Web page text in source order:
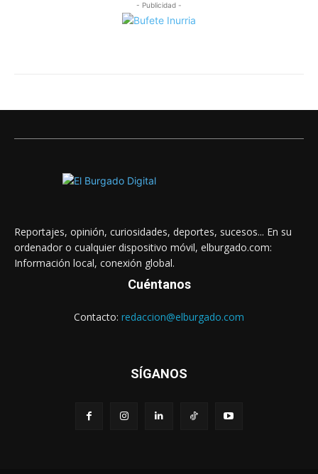
- Publicidad -
Reportajes, opinión, curiosidades, deportes, sucesos... En su
ordenador o cualquier dispositivo móvil, elburgado.com:
Información local, conexión global.
Cuéntanos
Contacto: redaccion@elburgado.com
SÍGANOS